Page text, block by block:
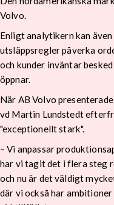
Volvo.
Enligt analytikern kan
utsläppsregler påverka
och kunder inväntar
öppnar.
När AB Volvo
vd Martin Lundstedt
"exceptionellt stark".
– Vi anpassar
har vi tagit det i flera steg
och nu är det väldigt
där vi också har